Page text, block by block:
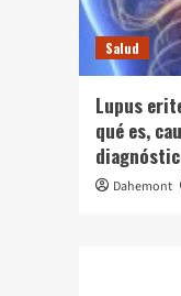
Salud
Lupus
qué es,
Dahemont